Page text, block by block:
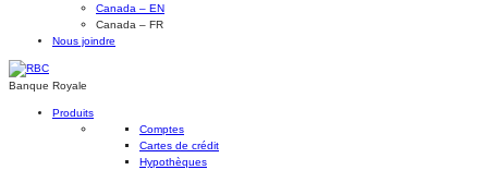
Canada – EN
Canada – FR
Nous joindre
Banque Royale
Produits
Comptes
Cartes de crédit
Hypothèques